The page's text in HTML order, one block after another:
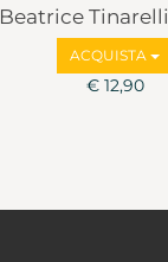
Beatrice Tinarelli
ACQUISTA
€ 12,90